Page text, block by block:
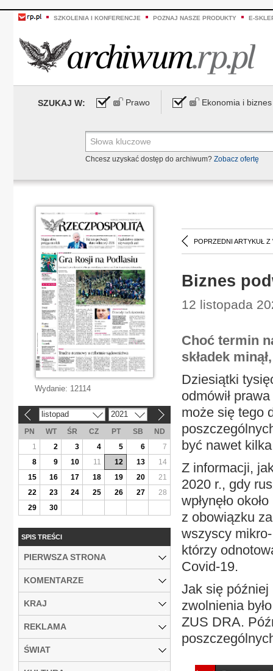
SZKOLENIA I KONFERENCJE POZNAJ NASZE PRODUKTY E-
SZUKAJ W: Prawo Ekonomia i biznes
Chcesz uzyskać dostęp do archiwum? Zobacz ofertę
POPRZEDNI ARTYKUŁ Z
Biznes
12 listopada
Choć termin
składek
Dziesiątki
odmówił
może się tego
być nawet
Z informacji,
2020 r., gdy
wpłynęło
z obowiązku
wszyscy
którzy
Covid-19.
Jak się później
zwolnienia
ZUS DRA.
Wydanie: 12114
listopad 2021
PN WT ŚR CZ PT SB
ND
1
2 3 4 5 6
7
8
9 10 11 12 13
14
15
16 17 18 19 20
21
22
23 24 25 26 27
28
29
30
SPIS TREŚCI
PIERWSZA STRONA
KOMENTARZE
KRAJ
REKLAMA
ŚWIAT